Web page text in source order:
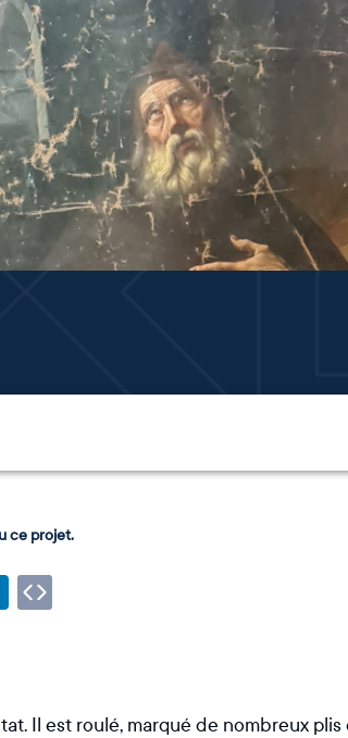
ce projet.
Il est roulé, marqué de nombreux